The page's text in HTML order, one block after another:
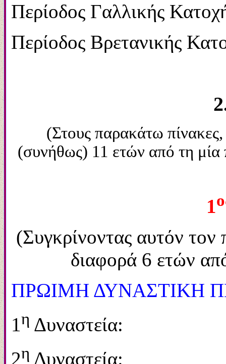
Περίοδος Γαλλικής
Περίοδος Βρετανικής
(Στους παρακάτω
(συνήθως) 11 ετών από τη μία
1
(Συγκρίνοντας αυτόν τον
διαφορά 6 ετών
ΠΡΩΙΜΗ ΔΥΝΑΣΤΙΚΗ
1η Δυναστεία:
2η Δυναστεία: